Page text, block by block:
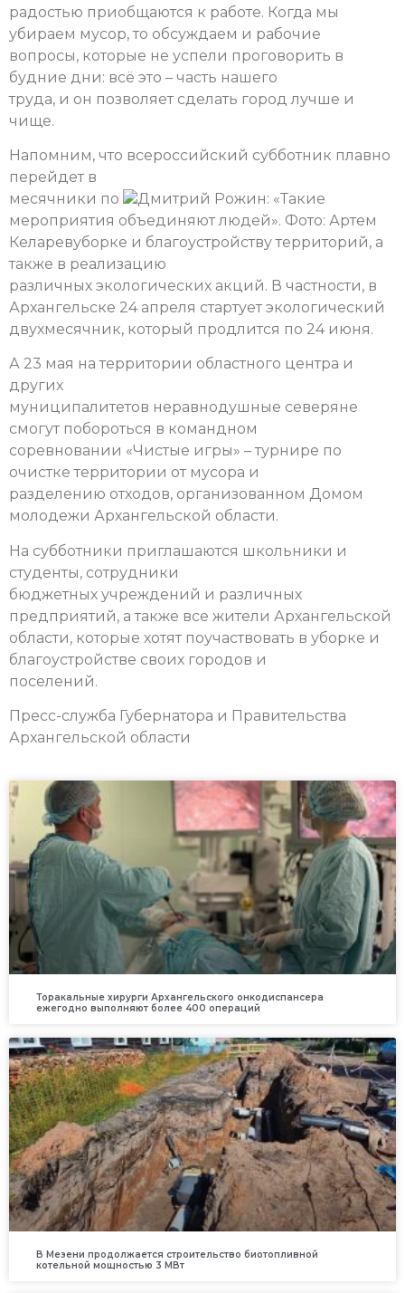
радостью приобщаются к работе. Когда мы
убираем мусор, то обсуждаем и рабочие
вопросы, которые не успели проговорить в
будние дни: всё это – часть нашего
труда, и он позволяет сделать город лучше и
чище.
Напомним, что всероссийский субботник плавно
перейдет в
месячники по
Дмитрий Рожин: «Такие
мероприятия объединяют людей». Фото: Артем
Келаревуборке и благоустройству территорий, а
также в реализацию
различных экологических акций. В частности, в
Архангельске 24 апреля стартует экологический
двухмесячник, который продлится по 24 июня.
А 23 мая на территории областного центра и
других
муниципалитетов неравнодушные северяне
смогут побороться в командном
соревновании «Чистые игры» – турнире по
очистке территории от мусора и
разделению отходов, организованном Домом
молодежи Архангельской области.
На субботники приглашаются школьники и
студенты, сотрудники
бюджетных учреждений и различных
предприятий, а также все жители Архангельской
области, которые хотят поучаствовать в уборке и
благоустройстве своих городов и
поселений.
Пресс-служба Губернатора и Правительства
Архангельской области
Торакальные хирурги Архангельского онкодиспансера
ежегодно выполняют более 400 операций
В Мезени продолжается строительство биотопливной
котельной мощностью 3 МВт